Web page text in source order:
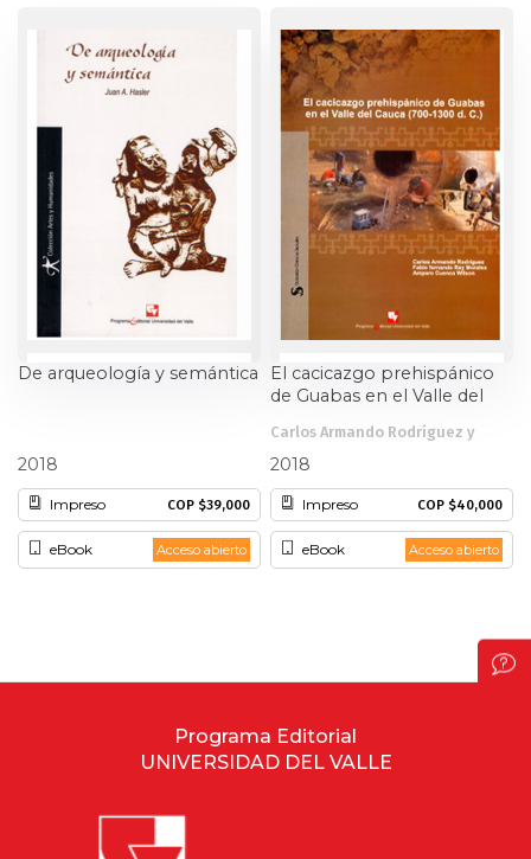
Lenguas
Matemáticas
Medicina
Patrimonio
Periodismo
De arqueología y semántica
2018
Impreso COP $39,000
eBook Acceso abierto
El cacicazgo prehispánico
de Guabas en el Valle del
Carlos Armando Rodríguez y
2018
Impreso COP $40,000
eBook Acceso abierto
Programa Editorial
UNIVERSIDAD DEL VALLE